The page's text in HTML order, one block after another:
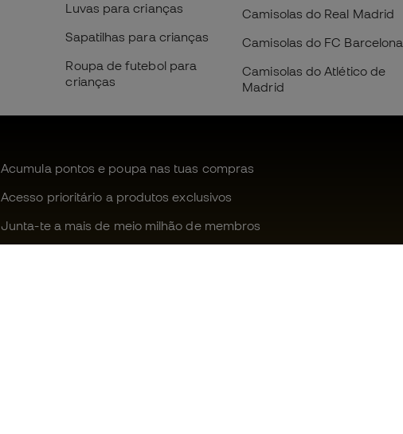
Luvas para crianças
Sapatilhas para crianças
Roupa de futebol para
crianças
Camisolas do Real Madrid
Camisolas do FC Barcelona
Camisolas do Atlético de
Madrid
Acumula pontos e poupa nas tuas compras
Acesso prioritário a produtos exclusivos
Junta-te a mais de meio milhão de membros